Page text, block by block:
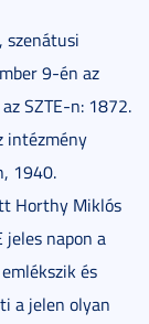
szenátusi
9-én az
SZTE-n: 1872.
intézmény
1940.
Horthy Miklós
jeles napon a
és
a jelen olyan